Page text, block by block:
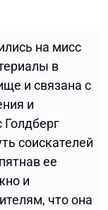
на мисс
в
и связана с
и
соискателей
ее
и
что она